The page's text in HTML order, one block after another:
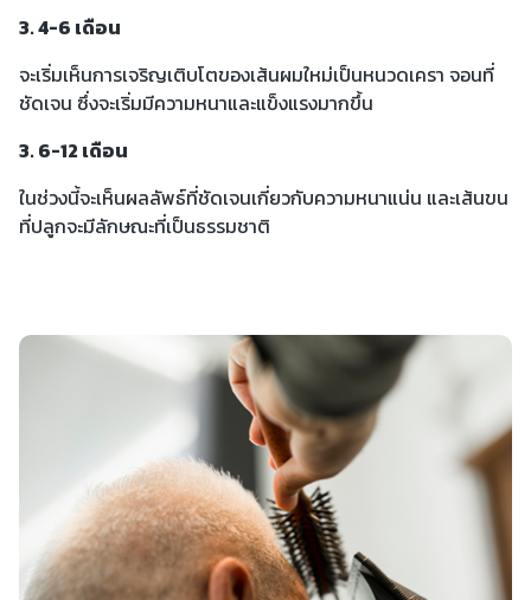
3. 4-6 เดือน
จะเริ่มเห็นการเจริญเติบโตของเส้นผมใหม่เป็นหนวดเครา จอนที่
ชัดเจน ซึ่งจะเริ่มมีความหนาและแข็งแรงมากขึ้น
3. 6-12 เดือน
ในช่วงนี้จะเห็นผลลัพธ์ที่ชัดเจนเกี่ยวกับความหนาแน่น และเส้นขน
ที่ปลูกจะมีลักษณะที่เป็นธรรมชาติ